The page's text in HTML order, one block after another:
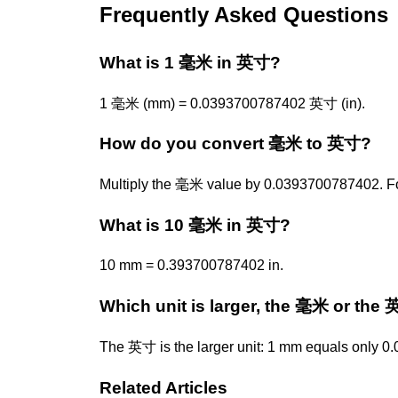
Frequently Asked Questions
What is 1 毫米 in 英寸?
1 毫米 (mm) = 0.0393700787402 英寸 (in).
How do you convert 毫米 to 英寸?
Multiply the 毫米 value by 0.0393700787402.
What is 10 毫米 in 英寸?
10 mm = 0.393700787402 in.
Which unit is larger, the 毫米 or the
The 英寸 is the larger unit: 1 mm equals only
Related Articles